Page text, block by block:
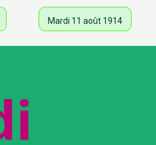
Mardi 11 août 1914